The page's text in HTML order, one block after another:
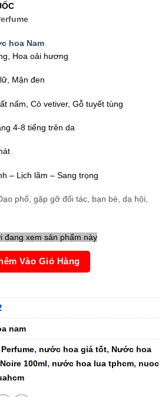
hoa Nam
Hoa oải hương
Mận đen
nấm, Cỏ vetiver, Gỗ tuyết tùng
4-8 tiếng trên da
– Lịch lãm – Sang trọng
phố, gặp gỡ đối tác, bạn bè, dạ hội,
đang xem sản phẩm này
100ml số lượng
Vào Giỏ Hàng
nam
, nước hoa giá tốt, Nước hoa
100ml, nước hoa lua tphcm, nuoc